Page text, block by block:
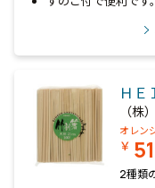
Ｈ
（株
オレン
￥
2種類